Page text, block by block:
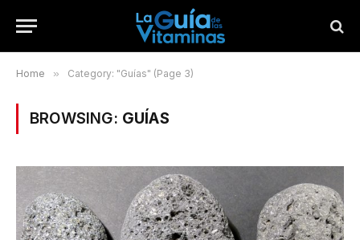
Home » Category: "Guías" (Page 3)
BROWSING: GUÍAS